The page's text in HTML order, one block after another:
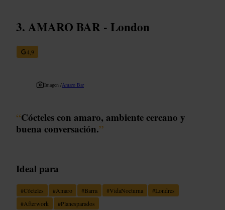
AMARO BAR - London
4,9
Imagen /Amaro Bar
“Cócteles con amaro, ambiente cercano y
buena conversación.”
Ideal para
#Cócteles #Amaro #Barra #VidaNocturna #Londres
#Afterwork #Planesparados